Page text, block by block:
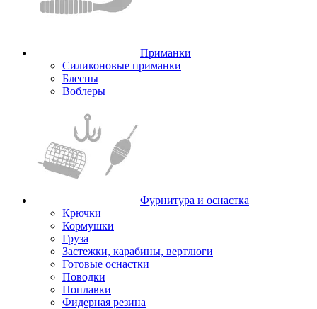
Приманки
Силиконовые приманки
Блесны
Воблеры
Фурнитура и оснастка
Крючки
Кормушки
Груза
Застежки, карабины, вертлюги
Готовые оснастки
Поводки
Поплавки
Фидерная резина